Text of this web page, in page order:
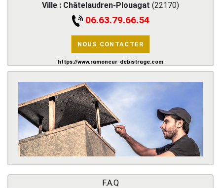
Ville : Châtelaudren-Plouagat (22170)
06.63.79.66.54
NOUS CONTACTER
https://www.ramoneur-debistrage.com
F.A.Q